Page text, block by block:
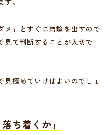
。
メ」とすぐに結論を出すので
見て判断することが大切で
極めていけばよいのでしょ
ち着くか」